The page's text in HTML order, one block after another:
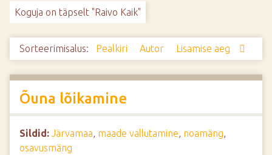
Koguja on täpselt "Raivo Kaik"
Sorteerimisalus: Pealkiri Autor Lisamise aeg
Õuna lõikamine
Sildid: Järvamaa, maade vallutamine, noamäng,
osavusmäng